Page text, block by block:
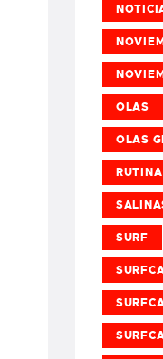
OLAS
OLAS
SURF